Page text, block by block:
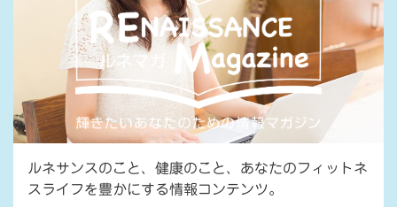
ルネサンスのこと、健康のこと、あなたのフィットネ
スライフを豊かにする情報コンテンツ。